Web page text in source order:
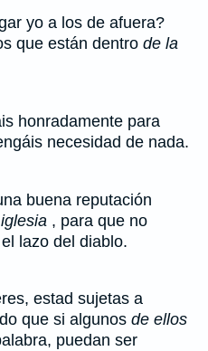
yo a los de afuera?
que están dentro de la
honradamente para
necesidad de nada.
buena reputación
, para que no
lazo del diablo.
estad sujetas a
que si algunos de ellos
puedan ser